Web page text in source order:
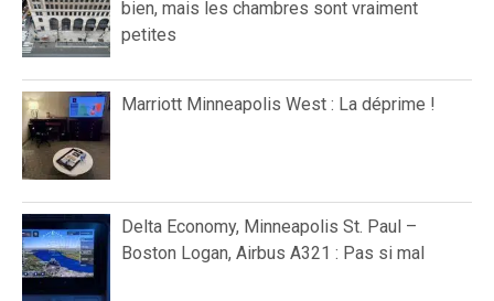
bien, mais les chambres sont vraiment
petites
Marriott Minneapolis West : La déprime !
Delta Economy, Minneapolis St. Paul –
Boston Logan, Airbus A321 : Pas si mal